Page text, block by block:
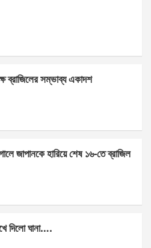
ব্রাজিলের সম্ভাব্য একাদশ
জাপানকে হারিয়ে শেষ ১৬-তে ব্রাজিল
দিলো ঘানা….